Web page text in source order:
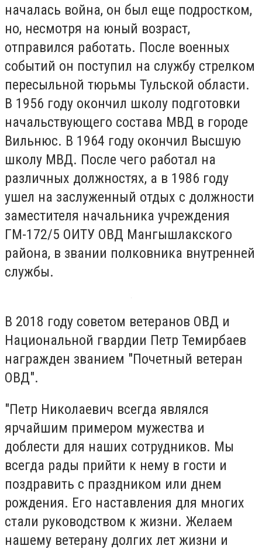
началась война, он был еще подростком,
но, несмотря на юный возраст,
отправился работать. После военных
событий он поступил на службу стрелком
пересыльной тюрьмы Тульской области.
В 1956 году окончил школу подготовки
начальствующего состава МВД в городе
Вильнюс. В 1964 году окончил Высшую
школу МВД. После чего работал на
различных должностях, а в 1986 году
ушел на заслуженный отдых с должности
заместителя начальника учреждения
ГМ-172/5 ОИТУ ОВД Мангышлакского
района, в звании полковника внутренней
службы.
В 2018 году советом ветеранов ОВД и
Национальной гвардии Петр Темирбаев
награжден званием "Почетный ветеран
ОВД".
"Петр Николаевич всегда являлся
ярчайшим примером мужества и
доблести для наших сотрудников. Мы
всегда рады прийти к нему в гости и
поздравить с праздником или днем
рождения. Его наставления для многих
стали руководством к жизни. Желаем
нашему ветерану долгих лет жизни и